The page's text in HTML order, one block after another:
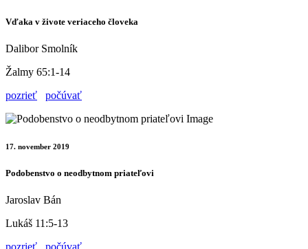
Vďaka v živote veriaceho človeka
Dalibor Smolník
Žalmy 65:1-14
pozrieť
počúvať
17. november 2019
Podobenstvo o neodbytnom priateľovi
Jaroslav Bán
Lukáš 11:5-13
pozrieť
počúvať